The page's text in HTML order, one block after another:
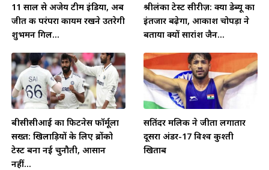
11 साल से अजेय टीम इंडिया, अब
जीत की परंपरा कायम रखने उतरेगी
शुभमन गिल...
श्रीलंका टेस्ट सीरीज़: क्या डेब्यू का
इंतजार बढ़ेगा, आकाश चोपड़ा ने
बताया क्यों सारांश जैन...
बीसीसीआई का फिटनेस फॉर्मूला
सख्त: खिलाड़ियों के लिए ब्रोंको
टेस्ट बना नई चुनौती, आसान
नहीं...
सतिंदर मलिक ने जीता लगातार
दूसरा अंडर-17 विश्व कुश्ती
खिताब